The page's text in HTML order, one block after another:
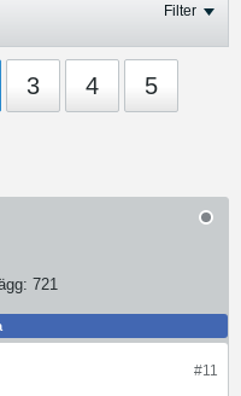
Filter
3 4 5
721
#11